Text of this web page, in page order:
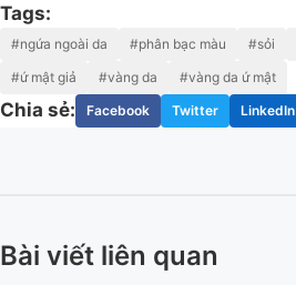
Tags:
#ngứa ngoài da #phân bạc màu #sỏi
#ứ mật giả
#vàng da #vàng da ứ mật
Chia sẻ: Facebook Twitter LinkedIn
Bài viết liên quan